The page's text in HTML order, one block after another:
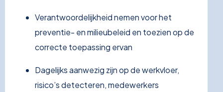
Verantwoordelijkheid nemen voor het
preventie- en milieubeleid en toezien op de
correcte toepassing ervan
Dagelijks aanwezig zijn op de werkvloer,
risico’s detecteren, medewerkers